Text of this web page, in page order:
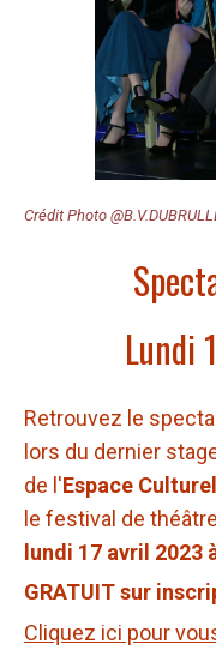
Crédit Photo
Lundi
Retrouvez le
lors du dernier
de l'Espace
le festival de
lundi 17 avril 2023
GRATUIT sur
Cliquez ici pour